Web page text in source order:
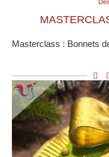
Masterclass : Bonnets